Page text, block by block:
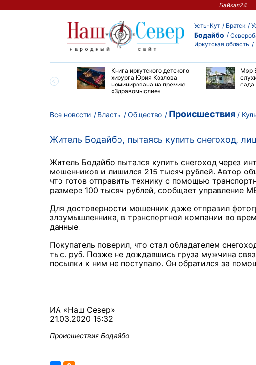
Байкал24
Усть-Кут Братск
Бодайбо
Иркутская область
большой эстафеты
Книга иркутского детского
хирурга Юрия Козлова
номинирована на премию
«Здравомыслие»
Мэр
Все новости Власть Общество Происшествия
Житель Бодайбо, пытаясь купить снегоход,
Житель Бодайбо пытался купить снегоход через
мошенников и лишился 215 тысяч рублей. Автор
что готов отправить технику с помощью
размере 100 тысяч рублей, сообщает управление
Для достоверности мошенник даже отправил
злоумышленника, в транспортной компании во
данные.
Покупатель поверил, что стал обладателем
тыс. руб. Позже не дождавшись груза мужчина
посылки к ним не поступало. Он обратился за
ИА «Наш Север»
21.03.2020 15:32
Происшествия Бодайбо